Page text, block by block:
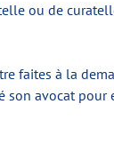
ou de
faites à la
son avocat pour